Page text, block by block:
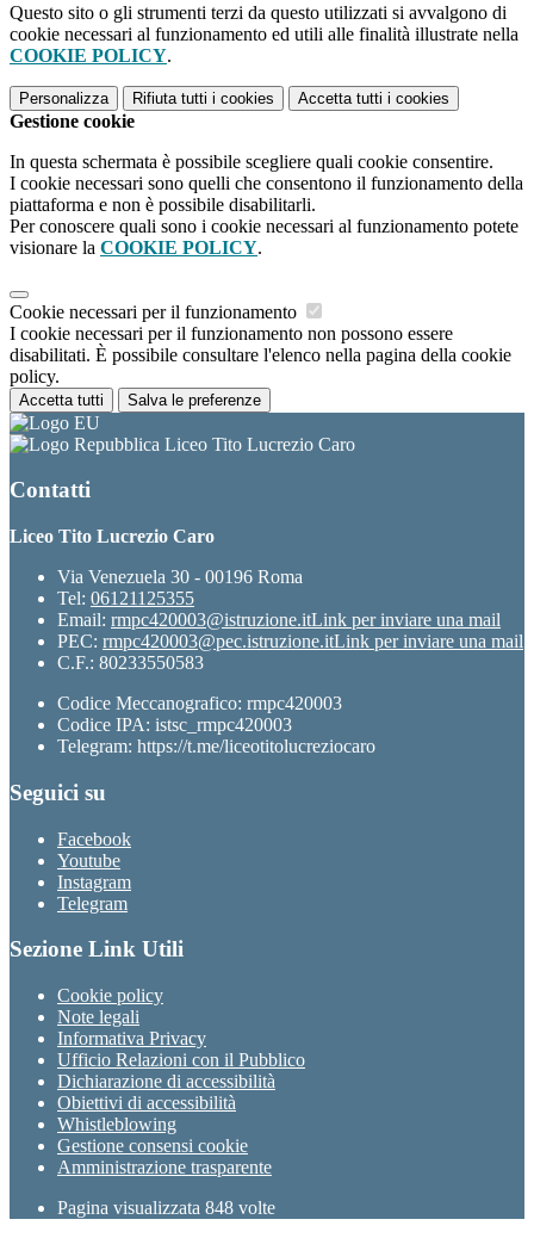
Questo sito o gli strumenti terzi da questo utilizzati si avvalgono di
cookie necessari al funzionamento ed utili alle finalità illustrate nella
COOKIE POLICY.
Personalizza Rifiuta tutti i cookies Accetta tutti i cookies
Gestione cookie
In questa schermata è possibile scegliere quali cookie consentire.
I cookie necessari sono quelli che consentono il funzionamento della
piattaforma e non è possibile disabilitarli.
Per conoscere quali sono i cookie necessari al funzionamento potete
visionare la COOKIE POLICY.
Cookie necessari per il funzionamento
I cookie necessari per il funzionamento non possono essere
disabilitati. È possibile consultare l'elenco nella pagina della cookie
policy.
Accetta tutti Salva le preferenze
Liceo Tito Lucrezio Caro
Contatti
Liceo Tito Lucrezio Caro
Via Venezuela 30 - 00196 Roma
Tel: 06121125355
Email: rmpc420003@istruzione.itLink per inviare una mail
PEC: rmpc420003@pec.istruzione.itLink per inviare una mail
C.F.: 80233550583
Codice Meccanografico: rmpc420003
Codice IPA: istsc_rmpc420003
Telegram: https://t.me/liceotitolucreziocaro
Seguici su
Facebook
Youtube
Instagram
Telegram
Sezione Link Utili
Cookie policy
Note legali
Informativa Privacy
Ufficio Relazioni con il Pubblico
Dichiarazione di accessibilità
Obiettivi di accessibilità
Whistleblowing
Gestione consensi cookie
Amministrazione trasparente
Pagina visualizzata 848 volte